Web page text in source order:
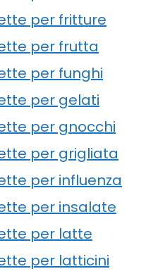
per fritture
per frutta
per funghi
per gelati
per gnocchi
per grigliata
per influenza
per insalate
per latte
per latticini